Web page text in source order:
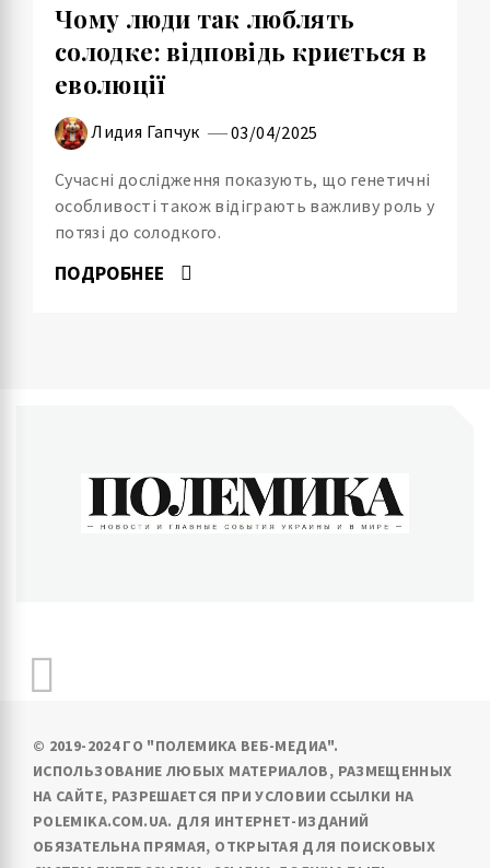
Чому люди так люблять
солодке: відповідь криється в
еволюції
Лидия Гапчук 03/04/2025
Сучасні дослідження показують, що генетичні
особливості також відіграють важливу роль у
потязі до солодкого.
ПОДРОБНЕЕ
© 2019-2024 ГО "ПОЛЕМИКА ВЕБ-МЕДИА".
ИСПОЛЬЗОВАНИЕ ЛЮБЫХ МАТЕРИАЛОВ, РАЗМЕЩЕННЫХ
НА САЙТЕ, РАЗРЕШАЕТСЯ ПРИ УСЛОВИИ ССЫЛКИ НА
POLEMIKA.COM.UA. ДЛЯ ИНТЕРНЕТ-ИЗДАНИЙ
ОБЯЗАТЕЛЬНА ПРЯМАЯ, ОТКРЫТАЯ ДЛЯ ПОИСКОВЫХ